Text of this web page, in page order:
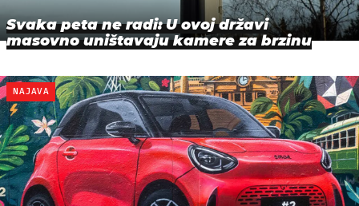
Svaka peta ne radi: U ovoj državi
masovno uništavaju kamere za brzinu
NAJAVA